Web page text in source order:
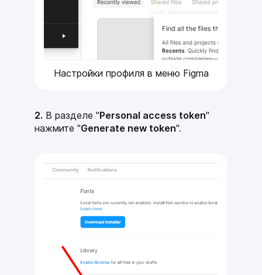
Настройки профиля в меню Figma
2. В разделе "Personal access token"
нажмите "Generate new token".